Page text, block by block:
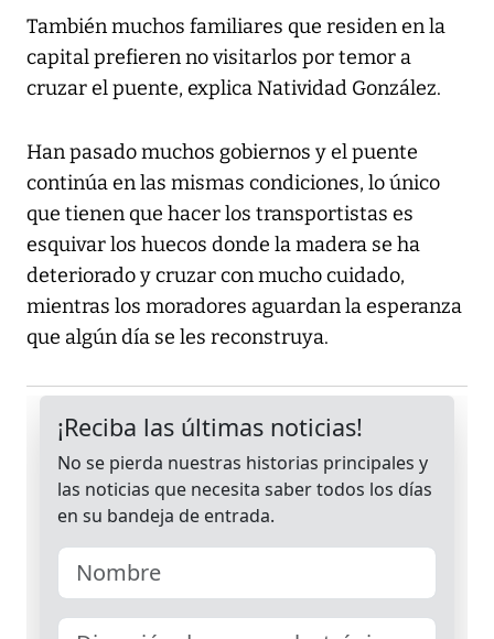
También muchos familiares que residen en la
capital prefieren no visitarlos por temor a
cruzar el puente, explica Natividad González.
Han pasado muchos gobiernos y el puente
continúa en las mismas condiciones, lo único
que tienen que hacer los transportistas es
esquivar los huecos donde la madera se ha
deteriorado y cruzar con mucho cuidado,
mientras los moradores aguardan la esperanza
que algún día se les reconstruya.